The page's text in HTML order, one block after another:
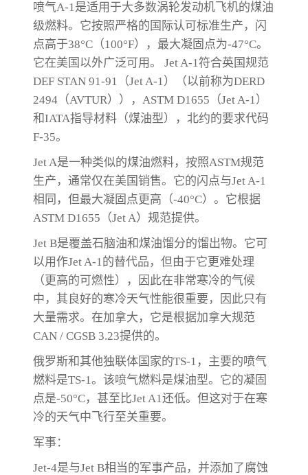
喷气A-1是适用于大多数涡轮发动机飞机的煤油
级燃料。它按照严格的国际认可标准生产，闪
点高于38°C（100°F），最大凝固点为-47°C。
它在美国以外广泛可用。 Jet A-1符合英国规范
DEF STAN 91-91（Jet A-1）（以前称为DERD
2494（AVTUR）），ASTM D1655（Jet A-1）
和IATA指导材料（煤油型），北约的要求代码
F-35。
Jet A是一种类似的煤油燃料，按照ASTM规范
生产，通常仅在美国销售。它的闪点与Jet A-1
相同，但最大凝固点更高（-40°C）。它根据
ASTM D1655（Jet A）规范提供。
Jet B是覆盖石脑油和煤油馏分的馏出物。它可
以用作Jet A-1的替代品，但由于它更难处理
（更高的可燃性），因此在非常寒冷的气候
中，其良好的寒冷天气性能很重要，因此只有
大量需求。在加拿大，它是根据加拿大规范
CAN / CGSB 3.23提供的。
俄罗斯和其他独联体国家的TS-1，主要的喷气
燃料是TS-1。该喷气燃料是煤油型。它的凝固
点是-50°C，甚至比Jet A1还低。但这对于在寒
冷的天气中飞行至关重要。
军事：
Jet-4是与Jet B相当的军事产品，并添加了腐蚀